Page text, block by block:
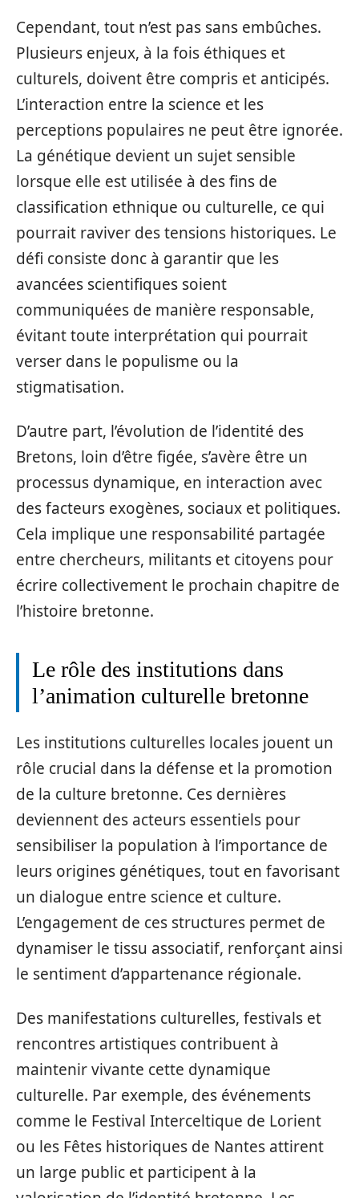
Cependant, tout n’est pas sans embûches.
Plusieurs enjeux, à la fois éthiques et
culturels, doivent être compris et anticipés.
L’interaction entre la science et les
perceptions populaires ne peut être ignorée.
La génétique devient un sujet sensible
lorsque elle est utilisée à des fins de
classification ethnique ou culturelle, ce qui
pourrait raviver des tensions historiques. Le
défi consiste donc à garantir que les
avancées scientifiques soient
communiquées de manière responsable,
évitant toute interprétation qui pourrait
verser dans le populisme ou la
stigmatisation.
D’autre part, l’évolution de l’identité des
Bretons, loin d’être figée, s’avère être un
processus dynamique, en interaction avec
des facteurs exogènes, sociaux et politiques.
Cela implique une responsabilité partagée
entre chercheurs, militants et citoyens pour
écrire collectivement le prochain chapitre de
l’histoire bretonne.
Le rôle des institutions dans
l’animation culturelle bretonne
Les institutions culturelles locales jouent un
rôle crucial dans la défense et la promotion
de la culture bretonne. Ces dernières
deviennent des acteurs essentiels pour
sensibiliser la population à l’importance de
leurs origines génétiques, tout en favorisant
un dialogue entre science et culture.
L’engagement de ces structures permet de
dynamiser le tissu associatif, renforçant ainsi
le sentiment d’appartenance régionale.
Des manifestations culturelles, festivals et
rencontres artistiques contribuent à
maintenir vivante cette dynamique
culturelle. Par exemple, des événements
comme le Festival Interceltique de Lorient
ou les Fêtes historiques de Nantes attirent
un large public et participent à la